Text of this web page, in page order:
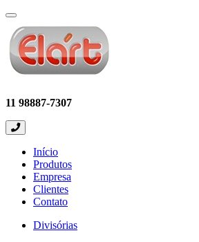
Expandir
menu
11 98887-7307
Início
Produtos
Empresa
Clientes
Contato
Divisórias